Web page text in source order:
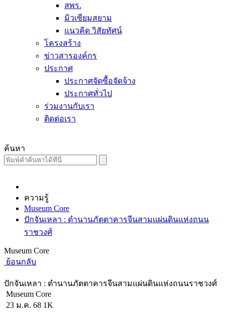
สพร.
มิวเซียมสยาม
แนวคิด วิสัยทัศน์
โครงสร้าง
ข่าวสารองค์กร
ประกาศ
ประกาศจัดซื้อจัดจ้าง
ประกาศทั่วไป
ร่วมงานกับเรา
ติดต่อเรา
ค้นหา
ความรู้
Museum Core
ปักจันเหลา : ตำนานภัตตาคารจีนสามแผ่นดินแห่งถนน
ราชวงศ์
Museum Core
ย้อนกลับ
ปักจันเหลา : ตำนานภัตตาคารจีนสามแผ่นดินแห่งถนนราชวงศ์
Museum Core
23 ม.ค. 68 1K